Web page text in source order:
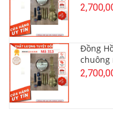
Đồng
chuông